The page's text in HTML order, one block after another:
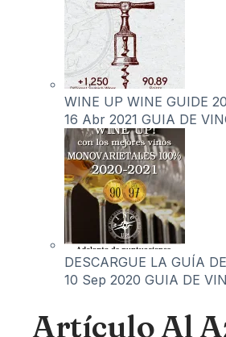
WINE UP WINE GUIDE
16 Abr 2021 GUIA DE
DESCARGUE LA GUÍA
10 Sep 2020 GUIA DE
Artículo Al